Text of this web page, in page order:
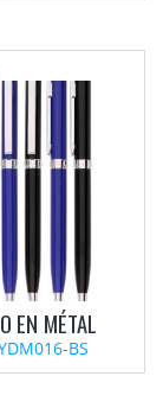
EN MÉTAL
BS